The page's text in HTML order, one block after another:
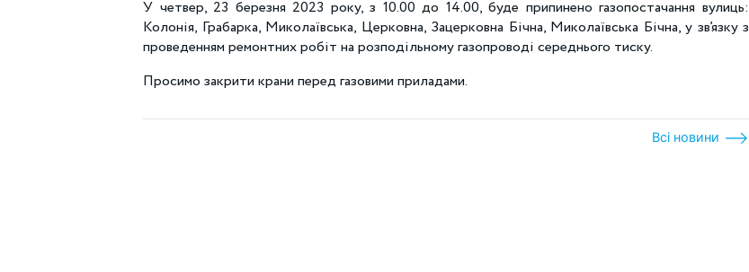
У четвер, 23 березня 2023 року, з 10.00 до 14.00, буде припинено газопостачання вулиць:
Колонія, Грабарка, Миколаївська, Церковна, Зацерковна Бічна, Миколаївська Бічна, у зв’язку з
проведенням ремонтних робіт на розподільному газопроводі середнього тиску.
Просимо закрити крани перед газовими приладами.
Всі новини